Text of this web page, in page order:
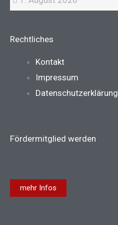
Rechtliches
Main
Menu
Kontakt
Impressum
Datenschutzerklärung
Fördermitglied werden
mehr Infos